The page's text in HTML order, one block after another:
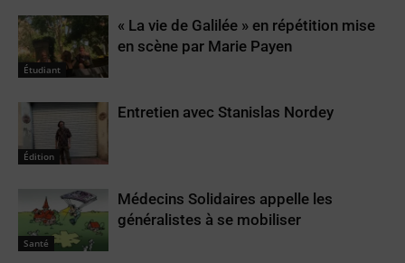
Étudiant
« La vie de Galilée » en répétition mise
en scène par Marie Payen
Édition
Entretien avec Stanislas Nordey
Santé
Médecins Solidaires appelle les
généralistes à se mobiliser